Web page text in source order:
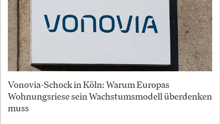
Vonovia-Schock in Köln: Warum Europas
Wohnungsriese sein Wachstumsmodell überdenken
muss